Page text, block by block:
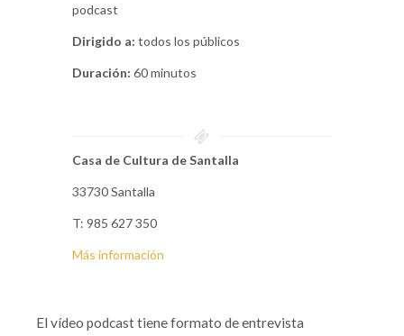
podcast
Dirigido a: todos los públicos
Duración: 60 minutos
Casa de Cultura de Santalla
33730 Santalla
T: 985 627 350
Más información
El vídeo podcast tiene formato de entrevista